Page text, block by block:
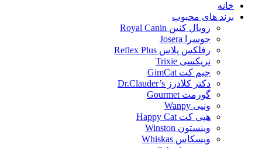
خانه
برند های محبوب
رویال کنین Royal Canin
جوسرا Josera
رفلکس پلاس Reflex Plus
تریکسی Trixie
جیم کت GimCat
دکتر کلادرز Dr.Clauder’s
گورمت Gourmet
ونپی Wanpy
هپی کت Happy Cat
وینستون Winston
ویسکاس Whiskas